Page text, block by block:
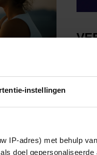
instellingen
IP-adres) met behulp
doel